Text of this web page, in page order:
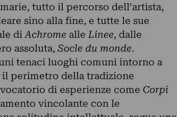
tutto il percorso dell’artista,
sino alla fine, e tutte le sue
diAchrome alle Linee, dalle
assoluta,Socle du monde.
tenaci luoghi comuni intorno a
perimetro della tradizione
di esperienze come Corpi
vincolante con le